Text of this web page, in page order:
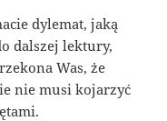
dylemat, jaką
dalszej lektury,
Was, że
nie musi kojarzyć